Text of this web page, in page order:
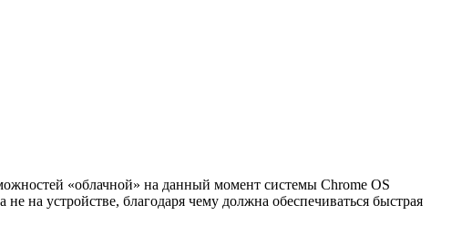
«облачной» на данный момент системы Chrome OS
на устройстве, благодаря чему должна обеспечиваться быстрая